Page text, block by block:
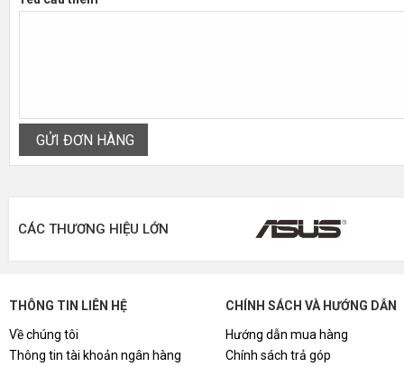
GỬI ĐƠN HÀNG
CÁC THƯƠNG HIỆU LỚN
THÔNG TIN LIÊN HỆ
Về chúng tôi
Thông tin tài khoản ngân hàng
CHÍNH SÁCH VÀ HƯỚNG DẪN
Hướng dẫn mua hàng
Chính sách trả góp